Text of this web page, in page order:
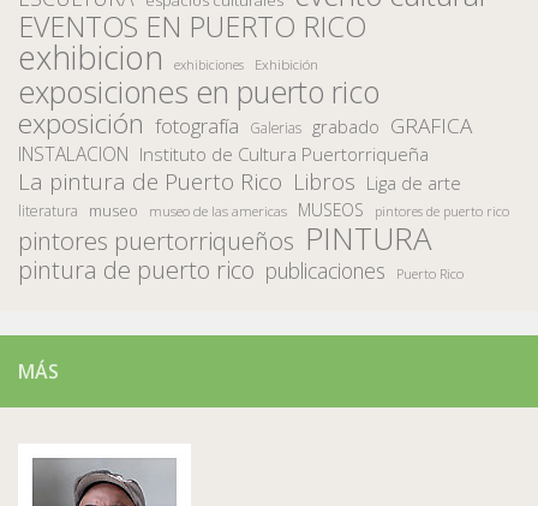
EVENTOS EN PUERTO RICO
exhibicion exhibiciones Exhibición
exposiciones en puerto rico
exposición fotografía Galerias grabado GRAFICA
INSTALACION Instituto de Cultura Puertorriqueña
La pintura de Puerto Rico Libros Liga de arte
literatura museo museo de las americas MUSEOS pintores de puerto rico
pintores puertorriqueños PINTURA
pintura de puerto rico publicaciones Puerto Rico
MÁS